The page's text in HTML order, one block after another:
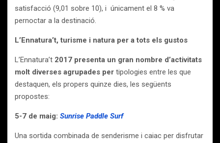
satisfacció (9,01 sobre 10), i únicament el 8 % va
pernoctar a la destinació.
L’Ennatura’t, turisme i natura per a tots els gustos
L’Ennatura’t 2017 presenta un gran nombre d’activitats
molt diverses agrupades per tipologies entre les que
destaquen, els propers quinze dies, les següents
propostes:
5-7 de maig: Sunrise Paddle Surf
Una sortida combinada de senderisme i caiac per disfrutar